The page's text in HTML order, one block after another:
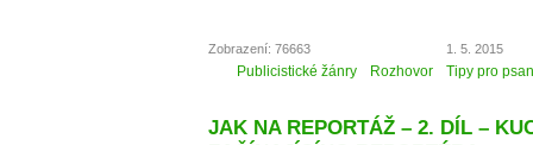
Zobrazení: 76663 1. 5. 2015
Publicistické žánry Rozhovor Tipy pro
JAK NA REPORTÁŽ – 2. DÍL –